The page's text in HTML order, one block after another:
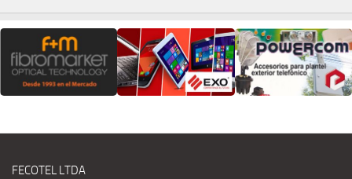
FECOTEL LTDA